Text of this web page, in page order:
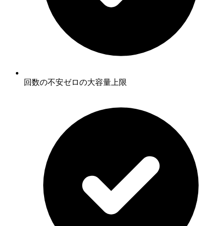
回数の不安ゼロの大容量上限